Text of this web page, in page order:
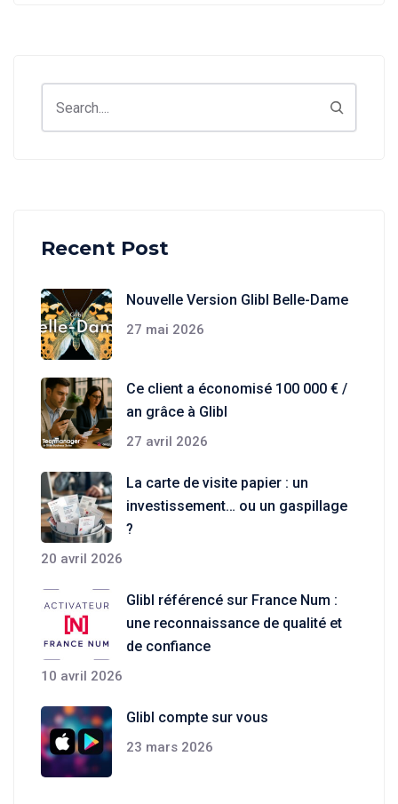
Recent Post
Nouvelle Version Glibl Belle-Dame
27 mai 2026
Ce client a économisé 100 000 € /
an grâce à Glibl
27 avril 2026
La carte de visite papier : un
investissement… ou un gaspillage
?
20 avril 2026
Glibl référencé sur France Num :
une reconnaissance de qualité et
de confiance
10 avril 2026
Glibl compte sur vous
23 mars 2026